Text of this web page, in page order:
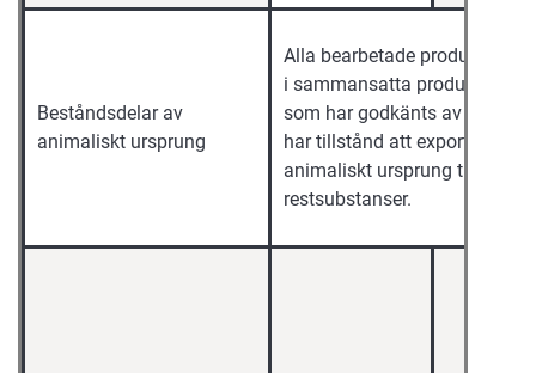
Beståndsdelar av
animaliskt ursprung
Alla bearbetade produkter
i sammansatta produkter
som har godkänts av EU och
har tillstånd att exportera
animaliskt ursprung till EU,
restsubstanser.